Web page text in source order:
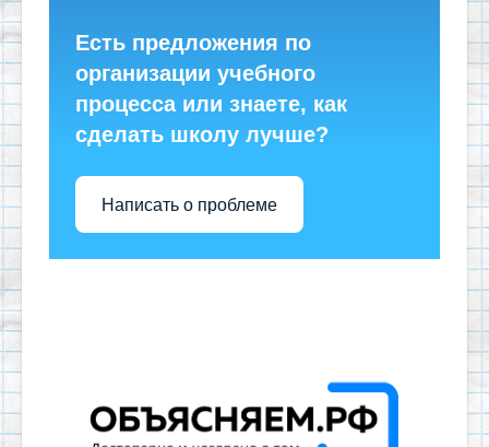
Есть предложения по
организации учебного
процесса или знаете, как
сделать школу лучше?
Написать о проблеме